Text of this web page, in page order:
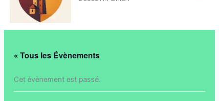
« Tous les Évènements
Cet évènement est passé.